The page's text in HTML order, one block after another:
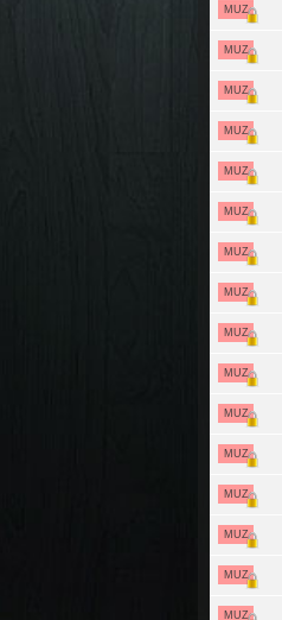
MUZ
MUZ
MUZ
MUZ
MUZ
MUZ
MUZ
MUZ
MUZ
MUZ
MUZ
MUZ
MUZ
MUZ
MUZ
MUZ